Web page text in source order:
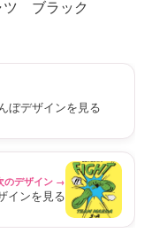
ツ ブラック
ぼデザインを見る
のデザイン →
インを見る